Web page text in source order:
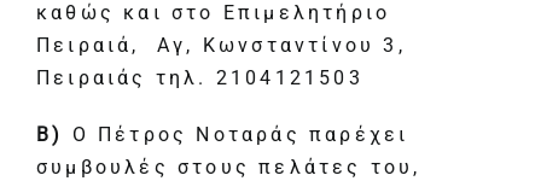
καθώς και στο
Επιμελητήριο
Πειραιά, Αγ, Κωνσταντίνου 3,
Πειραιάς τηλ. 2104121503
B) Ο Πέτρος Νοταράς παρέχει
συμβουλές στους πελάτες του,